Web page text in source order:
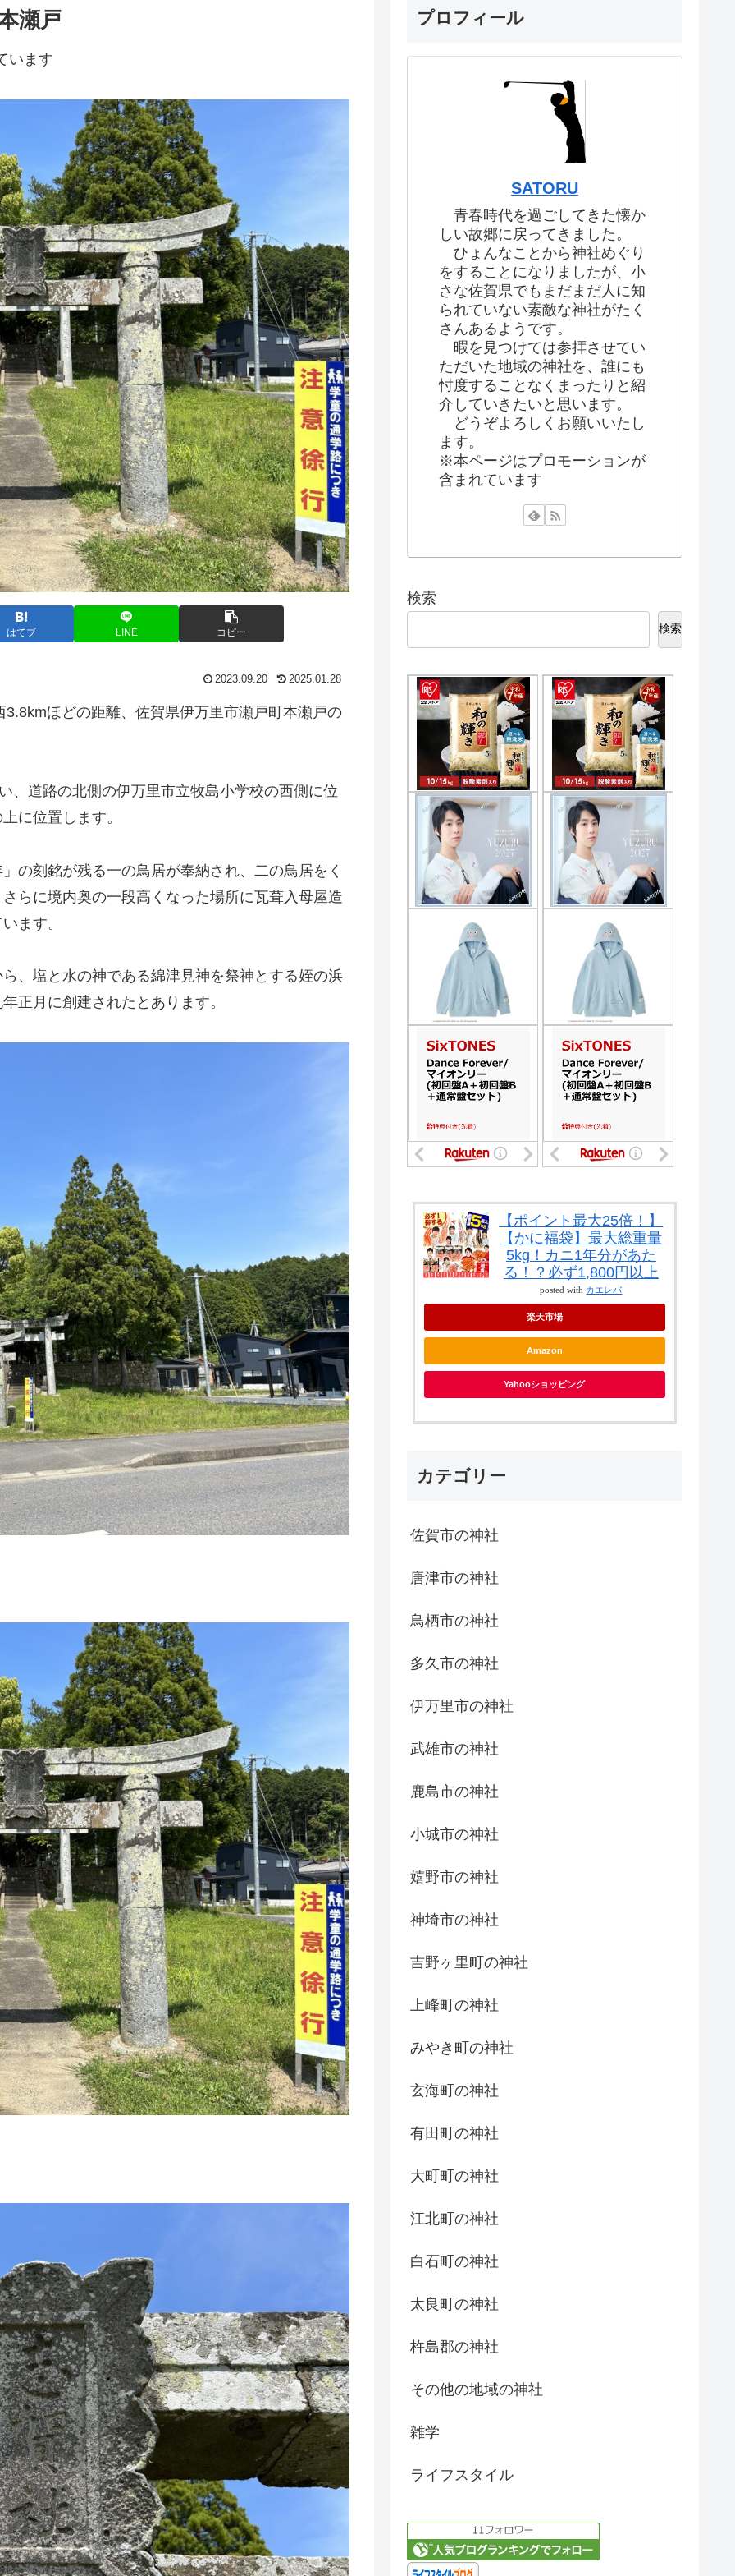
瀬戸
います
はてブ LINE コピー
2023.09.20 2025.01.28
ほどの距離、佐賀県伊万里市瀬戸町本瀬戸の
、道路の北側の伊万里市立牧島小学校の西側に位
に位置します。
の刻銘が残る一の鳥居が奉納され、二の鳥居をく
らに境内奥の一段高くなった場所に瓦葺入母屋造
ます。
、塩と水の神である綿津見神を祭神とする姪の浜
正月に創建されたとあります。
プロフィール
SATORU
青春時代を過ごしてきた懐か
しい故郷に戻ってきました。
ひょんなことから神社めぐり
をすることになりましたが、小
さな佐賀県でもまだまだ人に知
られていない素敵な神社がたく
さんあるようです。
暇を見つけては参拝させてい
ただいた地域の神社を、誰にも
忖度することなくまったりと紹
介していきたいと思います。
どうぞよろしくお願いいたし
ます。
※本ページはプロモーションが
含まれています
検索
検索
【ポイント最大25倍！】
【かに福袋】最大総重量
5kg！カニ1年分があた
る！？必ず1,800円以上
posted with カエレバ
楽天市場
Amazon
Yahooショッピング
カテゴリー
佐賀市の神社
唐津市の神社
鳥栖市の神社
多久市の神社
伊万里市の神社
武雄市の神社
鹿島市の神社
小城市の神社
嬉野市の神社
神埼市の神社
吉野ヶ里町の神社
上峰町の神社
みやき町の神社
玄海町の神社
有田町の神社
大町町の神社
江北町の神社
白石町の神社
太良町の神社
杵島郡の神社
その他の地域の神社
雑学
ライフスタイル